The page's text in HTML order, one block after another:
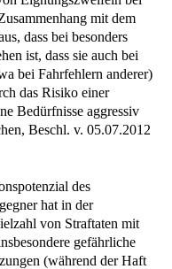
mit dem
dass bei besonders
ist, dass sie auch bei
bei Fahrfehlern anderer)
das Risiko einer
Bedürfnisse aggressiv
Beschl. v. 05.07.2012
des
hat in der
von Straftaten mit
gefährliche
(während der Haft